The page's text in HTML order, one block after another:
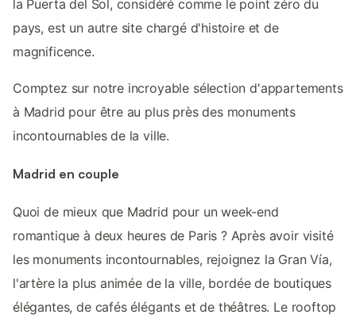
la Puerta del Sol, considéré comme le point zéro du
pays, est un autre site chargé d'histoire et de
magnificence.
Comptez sur notre incroyable sélection d'appartements
à Madrid pour être au plus près des monuments
incontournables de la ville.
Madrid en couple
Quoi de mieux que Madrid pour un week-end
romantique à deux heures de Paris ? Après avoir visité
les monuments incontournables, rejoignez la Gran Vía,
l'artère la plus animée de la ville, bordée de boutiques
élégantes, de cafés élégants et de théâtres. Le rooftop